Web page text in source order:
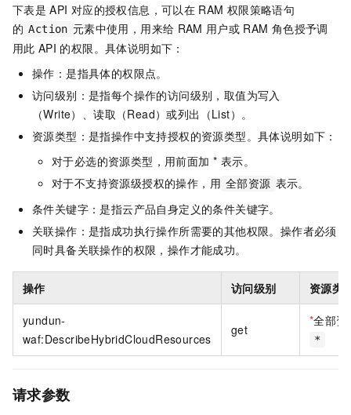
下表是 API 对应的授权信息，可以在 RAM 权限策略语句
的 Action 元素中使用，用来给 RAM 用户或 RAM 角色授予调
用此 API 的权限。具体说明如下：
操作：是指具体的权限点。
访问级别：是指每个操作的访问级别，取值为写入
（Write）、读取（Read）或列出（List）。
资源类型：是指操作中支持授权的资源类型。具体说明如下：
对于必选的资源类型，用前面加 * 表示。
对于不支持资源级授权的操作，用 全部资源 表示。
条件关键字：是指云产品自身定义的条件关键字。
关联操作：是指成功执行操作所需要的其他权限。操作者必须
同时具备关联操作的权限，操作才能成功。
操作 访问级别 资源类
yundun-
waf:DescribeHybridCloudResources
get
*全部资
*
请求参数